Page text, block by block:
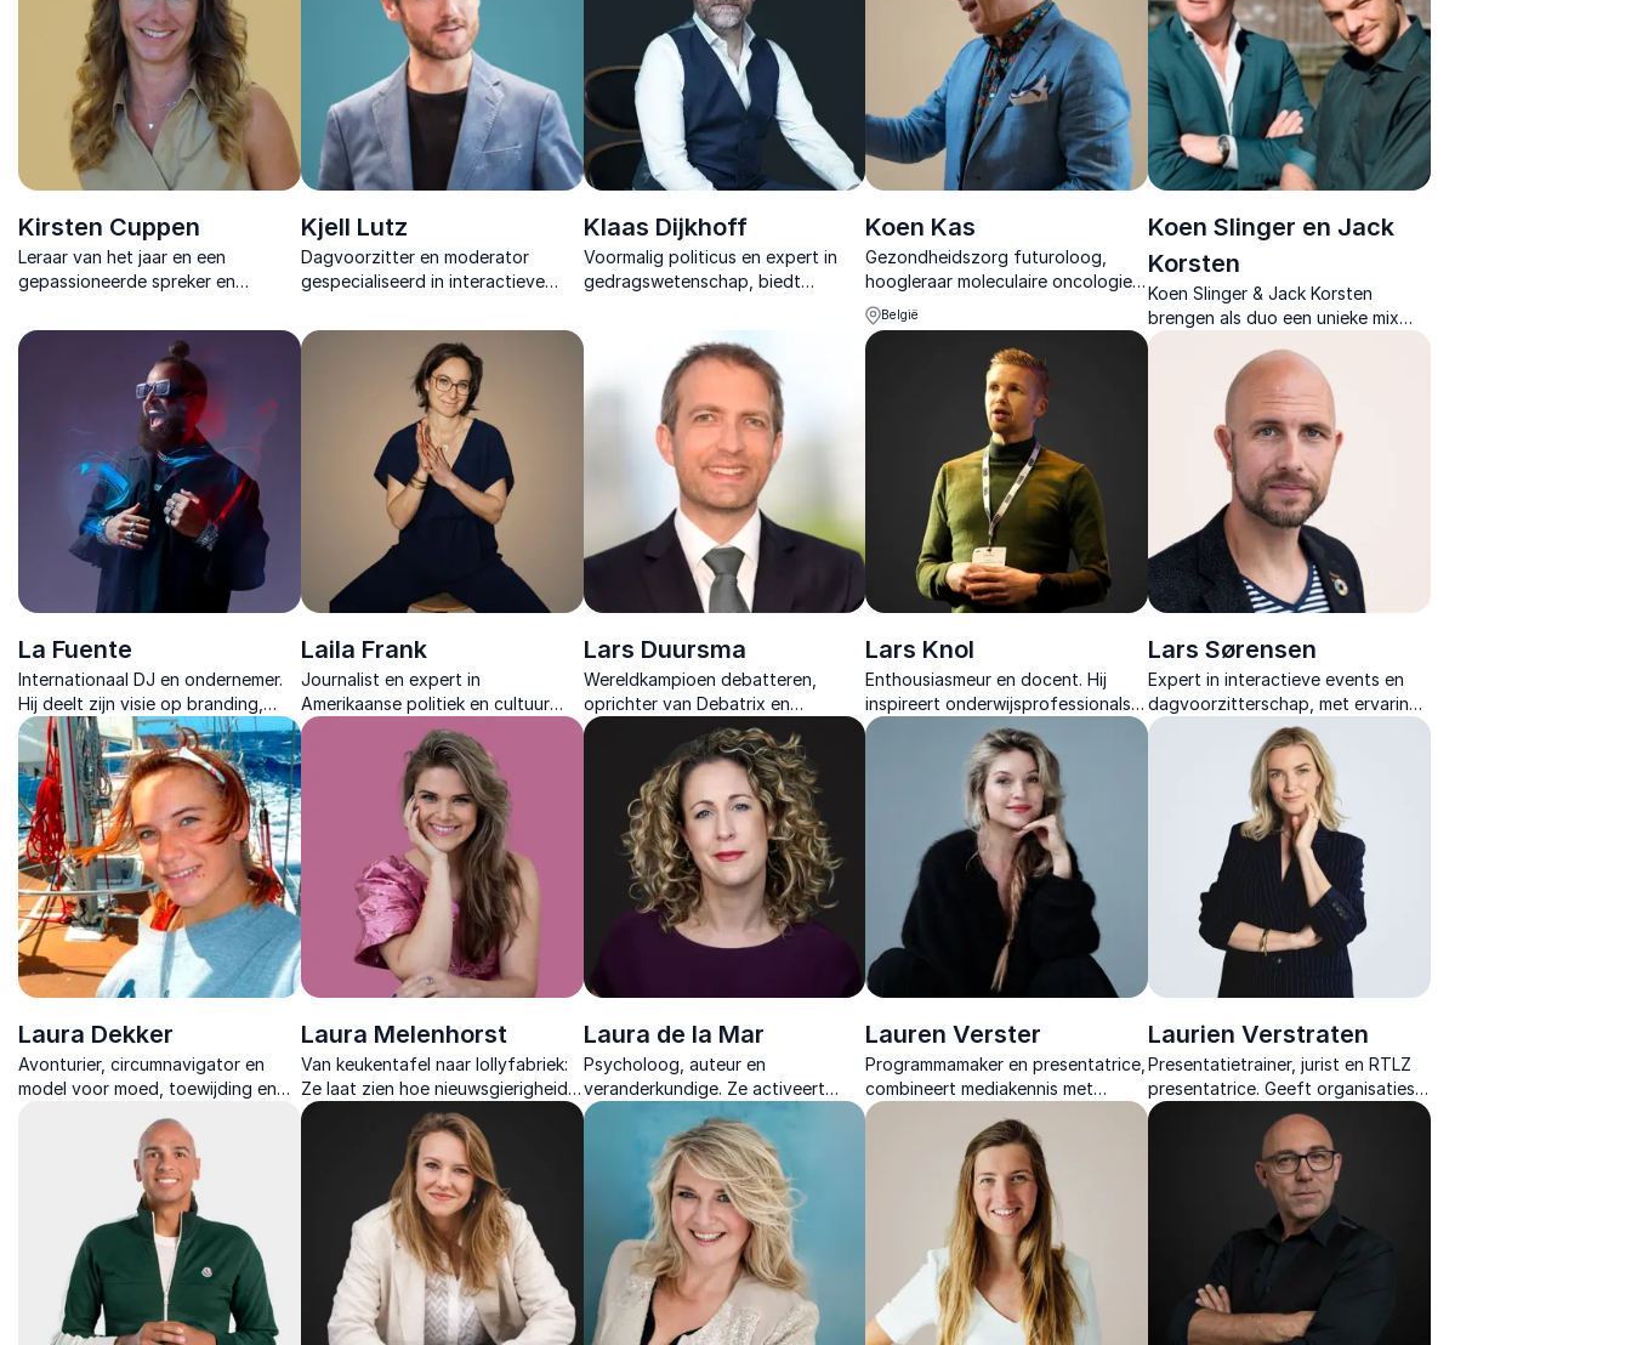
Kirsten Cuppen
Leraar van het jaar en een
gepassioneerde spreker en
haar ervaringen en moedigt
anderen aan hun potentieel te
Kjell Lutz
Dagvoorzitter en moderator
gespecialiseerd in interactieve
en betrokken publieksregie op
grote en hybride events.
Klaas Dijkhoff
Voormalig politicus en expert in
gedragswetenschap, biedt
besluitvorming en leiderschap.
Koen Kas
Gezondheidszorg futuroloog,
hoogleraar moleculaire oncologie
& delight denker. Als spreker en
CEO van Healthskouts schetst hij
een beeld op de toekomst van de
België
Koen Slinger en Jack
Korsten
Koen Slinger & Jack Korsten
brengen als duo een unieke mix
van strategie, technologie en
verandermanagement met
impactvolle AI-keynotes.
La Fuente
Internationaal DJ en ondernemer.
Hij deelt zijn visie op branding,
ondernemerschap en succes in de
muziekindustrie en daarbuiten.
Laila Frank
Journalist en expert in
Amerikaanse politiek en cultuur
met jarenlange ervaring in analyse,
moderatie en inspirerende
lezingen.
Lars Duursma
Wereldkampioen debatteren,
oprichter van Debatrix en
toonaangevend expert in
storytelling en framing, die helpt
om boodschappen krachtig over
te brengen.
Lars Knol
Enthousiasmeur en docent. Hij
inspireert onderwijsprofessionals
met AI, digitale didactiek en
efficiëntere processen voor
toekomstgericht onderwijs.
Lars Sørensen
Expert in interactieve events en
dagvoorzitterschap, met ervaring
in live communicatie en
eventdesign in NL en ENG.
Laura Dekker
Avonturier, circumnavigator en
model voor moed, toewijding en
Laura Melenhorst
Van keukentafel naar lollyfabriek:
Ze laat zien hoe nieuwsgierigheid
en plezier leiden tot innovatie en
Laura de la Mar
Psycholoog, auteur en
veranderkundige. Ze activeert
teams met energiek lezingen over
gastvrijheid, klantgerichtheid en
leiderschap.
Lauren Verster
Programmamaker en presentatrice,
combineert mediakennis met
inzicht in publiek en interactie voor
unieke zakelijke events.
Laurien Verstraten
Presentatietrainer, jurist en RTLZ
presentatrice. Geeft organisaties
nieuwe energie en tools om
overtuigender en met meer
vertrouwen te communiceren.